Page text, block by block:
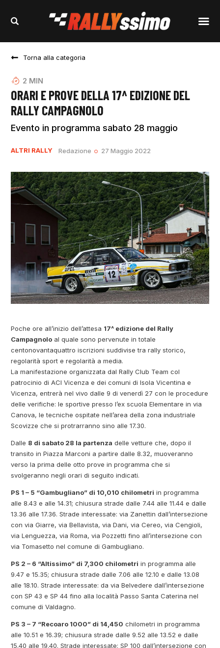
Torna alla categoria
2 MIN
ORARI E PROVE DELLA 17^ EDIZIONE DEL
RALLY CAMPAGNOLO
Evento in programma sabato 28 maggio
ALTRI RALLY Redazione 27 Maggio 2022
Poche ore all’inizio dell’attesa 17^ edizione del Rally
Campagnolo al quale sono pervenute in totale
centonovantaquattro iscrizioni suddivise tra rally storico,
regolarità sport e regolarità a media.
La manifestazione organizzata dal Rally Club Team col
patrocinio di ACI Vicenza e dei comuni di Isola Vicentina e
Vicenza, entrerà nel vivo dalle 9 di venerdì 27 con le procedure
delle verifiche: le sportive presso l’ex scuola Elementare in via
Canova, le tecniche ospitate nell’area della zona industriale
Scovizze che si protrarranno sino alle 17.30.
Dalle 8 di sabato 28 la partenza delle vetture che, dopo il
transito in Piazza Marconi a partire dalle 8.32, muoveranno
verso la prima delle otto prove in programma che si
svolgeranno negli orari di seguito indicati.
PS 1 – 5 “Gambugliano” di 10,010 chilometri in programma
alle 8.43 e alle 14.31; chiusura strade dalle 7.44 alle 11.44 e dalle
13.36 alle 17.36. Strade interessate: via Zanettin dall’intersezione
con via Giarre, via Bellavista, via Dani, via Cereo, via Cengioli,
via Lenguezza, via Roma, via Pozzetti fino all’intersezione con
via Tomasetto nel comune di Gambugliano.
PS 2 – 6 “Altissimo” di 7,300 chilometri in programma alle
9.47 e 15.35; chiusura strade dalle 7.06 alle 12.10 e dalle 13.08
alle 18.10. Strade interessate: da via Belvedere dall’intersezione
con SP 43 e SP 44 fino alla località Passo Santa Caterina nel
comune di Valdagno.
PS 3 – 7 “Recoaro 1000” di 14,450 chilometri in programma
alle 10.51 e 16.39; chiusura strade dalle 9.52 alle 13.52 e dalle
15.40 alle 19.40. Strade interessate: SP 100 dall’intersezione con